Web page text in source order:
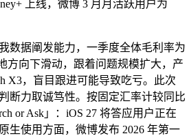
上线，微博 3 月月活跃用户为
据阐发能力，一季度全体毛利率为
方向下滑动，跟着问题规模扩大，产
X3，盲目跟进可能导致吃亏。此次
断力取诚笃性。按固定汇率计较同比
or Ask」：iOS 27 将答应用户正在
生使用方面，微博发布 2026 年第一